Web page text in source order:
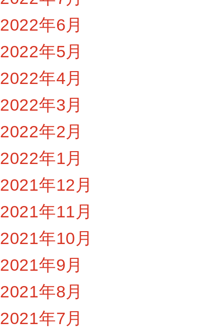
2022年6月
2022年5月
2022年4月
2022年3月
2022年2月
2022年1月
2021年12月
2021年11月
2021年10月
2021年9月
2021年8月
2021年7月